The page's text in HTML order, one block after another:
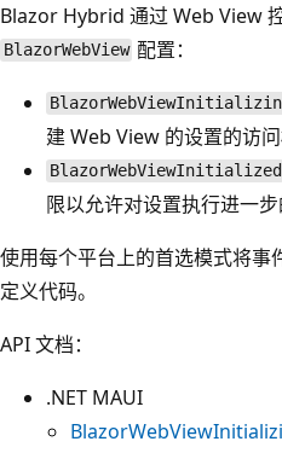
Blazor Hybrid 通过 Web View
BlazorWebView 配置：
建 Web View 的设置的访
BlazorWebViewInitialized
限以允许对设置执行进一步
使用每个平台上的首选模式将事
定义代码。
API 文档：
.NET MAUI